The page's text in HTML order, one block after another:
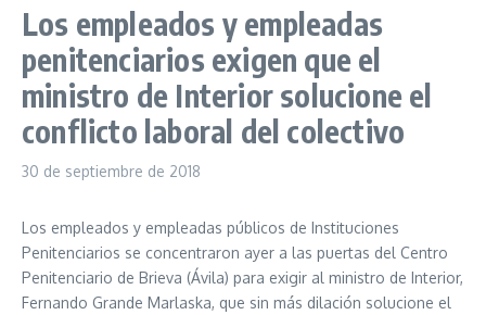
Los empleados y empleadas
penitenciarios exigen que el
ministro de Interior solucione el
conflicto laboral del colectivo
30 de septiembre de 2018
Los empleados y empleadas públicos de Instituciones
Penitenciarios se concentraron ayer a las puertas del Centro
Penitenciario de Brieva (Ávila) para exigir al ministro de Interior,
Fernando Grande Marlaska, que sin más dilación solucione el